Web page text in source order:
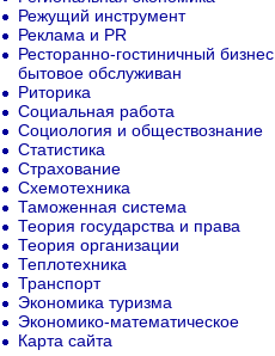
Режущий инструмент
Реклама и PR
Ресторанно-гостиничный бизнес
бытовое обслуживан
Риторика
Социальная работа
Социология и обществознание
Статистика
Страхование
Схемотехника
Таможенная система
Теория государства и права
Теория организации
Теплотехника
Транспорт
Экономика туризма
Экономико-математическое
Карта сайта